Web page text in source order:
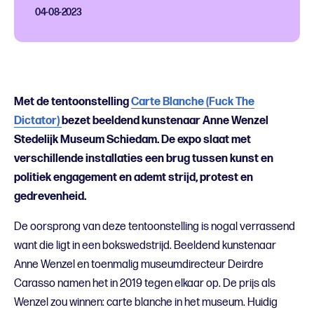
04-08-2023
Met de tentoonstellingCarte Blanche (Fuck The
Dictator)bezet beeldend kunstenaar Anne Wenzel
Stedelijk Museum Schiedam. De expo slaat met
verschillende installaties een brug tussen kunst en
politiek engagement en ademt strijd, protest en
gedrevenheid.
De oorsprong van deze tentoonstelling is nogal verrassend
want die ligt in een bokswedstrijd. Beeldend kunstenaar
Anne Wenzel en toenmalig museumdirecteur Deirdre
Carasso namen het in 2019 tegen elkaar op. De prijs als
Wenzel zou winnen: carte blanche in het museum. Huidig